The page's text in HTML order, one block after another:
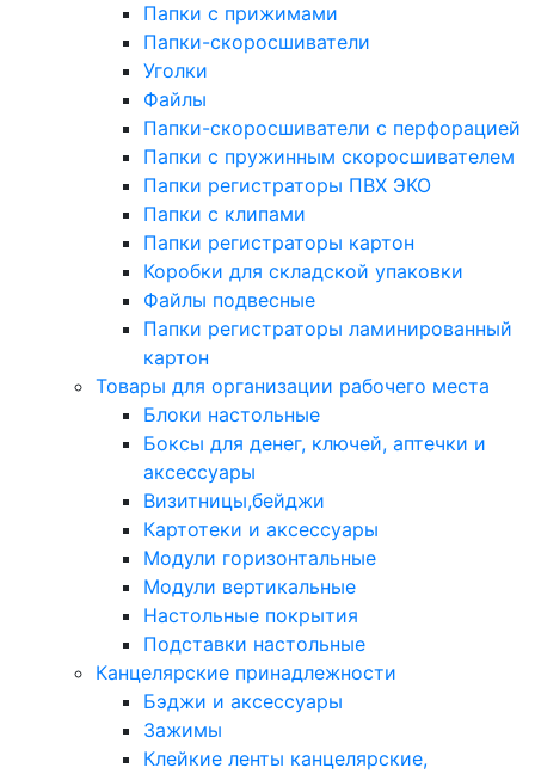
Папки с прижимами
Папки-скоросшиватели
Уголки
Файлы
Папки-скоросшиватели с перфорацией
Папки с пружинным скоросшивателем
Папки регистраторы ПВХ ЭКО
Папки с клипами
Папки регистраторы картон
Коробки для складской упаковки
Файлы подвесные
Папки регистраторы ламинированный
картон
Товары для организации рабочего места
Блоки настольные
Боксы для денег, ключей, аптечки и
аксессуары
Визитницы,бейджи
Картотеки и аксессуары
Модули горизонтальные
Модули вертикальные
Настольные покрытия
Подставки настольные
Канцелярские принадлежности
Бэджи и аксессуары
Зажимы
Клейкие ленты канцелярские,